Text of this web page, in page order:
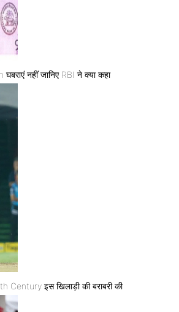
नहीं जानिए RBI ने क्या कहा
इस खिलाड़ी की बराबरी की